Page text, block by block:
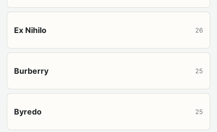
Ex Nihilo 26
Burberry 25
Byredo 25